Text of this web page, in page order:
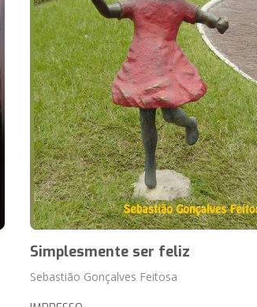
Simplesmente ser feliz
Sebastião Gonçalves Feitosa